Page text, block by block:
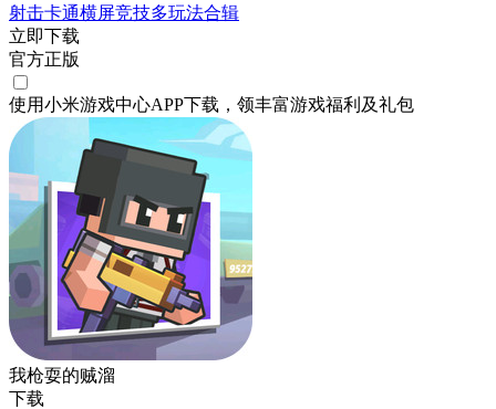
射击卡通横屏竞技多玩法合辑
立即下载
官方正版
使用小米游戏中心APP下载 ，领丰富游戏福利 及礼包
我枪耍的贼溜
下载